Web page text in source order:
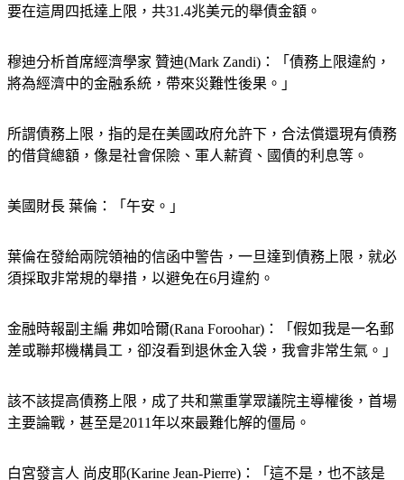
要在這周四抵達上限，共31.4兆美元的舉債金額。
穆迪分析首席經濟學家 贊迪(Mark Zandi)：「債務上限違約，
將為經濟中的金融系統，帶來災難性後果。」
所謂債務上限，指的是在美國政府允許下，合法償還現有債務
的借貸總額，像是社會保險、軍人薪資、國債的利息等。
美國財長 葉倫：「午安。」
葉倫在發給兩院領袖的信函中警告，一旦達到債務上限，就必
須採取非常規的舉措，以避免在6月違約。
金融時報副主編 弗如哈爾(Rana Foroohar)：「假如我是一名郵
差或聯邦機構員工，卻沒看到退休金入袋，我會非常生氣。」
該不該提高債務上限，成了共和黨重掌眾議院主導權後，首場
主要論戰，甚至是2011年以來最難化解的僵局。
白宮發言人 尚皮耶(Karine Jean-Pierre)：「這不是，也不該是